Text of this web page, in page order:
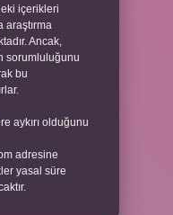
içerikleri
araştırma
Ancak,
sorumluluğunu
bu
aykırı olduğunu
adresine
yasal süre